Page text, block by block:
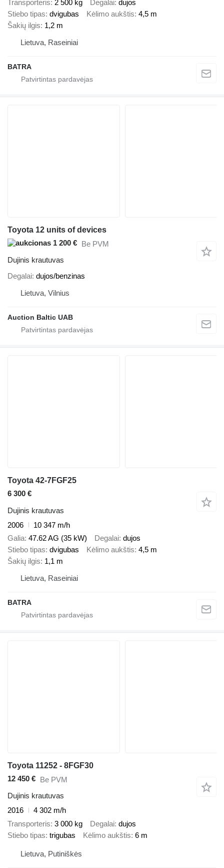
Transporteris 2 500 kg Degalai dujos
Stiebo tipas dvigubas Kėlimo aukštis 4,5 m
Šakių ilgis 1,2 m
Lietuva, Raseiniai
BATRA
Toyota 12 units of devices
1 200 € Be PVM
Dujinis krautuvas
Degalai dujos/benzinas
Lietuva, Vilnius
Auction Baltic UAB
Toyota 42-7FGF25
6 300 €
Dujinis krautuvas
2006
10 347 m/h
Galia 47.62 AG (35 kW) Degalai dujos
Stiebo tipas dvigubas Kėlimo aukštis 4,5 m
Šakių ilgis 1,1 m
Lietuva, Raseiniai
BATRA
Toyota 11252 - 8FGF30
12 450 € Be PVM
Dujinis krautuvas
2016
4 302 m/h
Transporteris 3 000 kg Degalai dujos
Stiebo tipas trigubas Kėlimo aukštis 6 m
Lietuva, Putiniškės